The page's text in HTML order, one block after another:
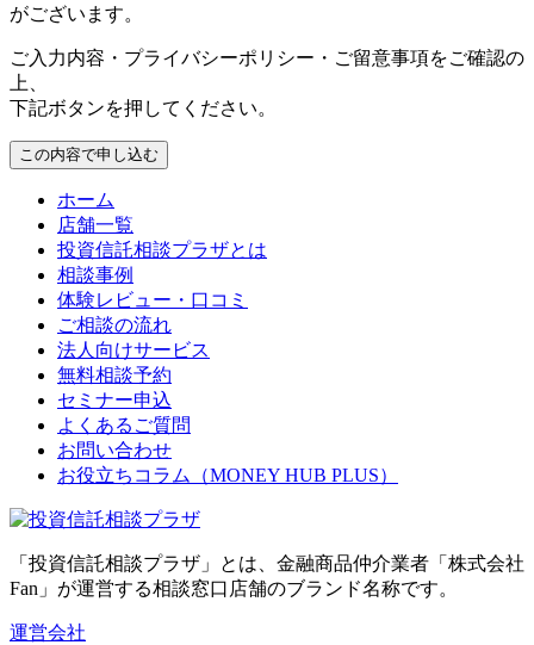
がございます。
ご入力内容・プライバシーポリシー・ご留意事項をご確認の
上、
下記ボタンを押してください。
この内容で申し込む
ホーム
店舗一覧
投資信託相談プラザとは
相談事例
体験レビュー・口コミ
ご相談の流れ
法人向けサービス
無料相談予約
セミナー申込
よくあるご質問
お問い合わせ
お役立ちコラム（MONEY HUB PLUS）
「投資信託相談プラザ」とは、金融商品仲介業者「株式会社
Fan」が運営する相談窓口店舗のブランド名称です。
運営会社